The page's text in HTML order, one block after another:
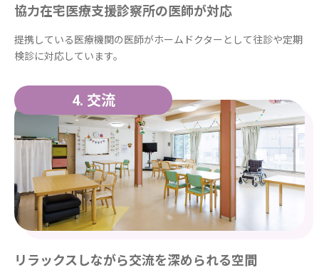
協力在宅医療支援診察所の医師が対応
提携している医療機関の医師がホームドクターとして往診や定期
検診に対応しています。
4. 交流
リラックスしながら交流を深められる空間